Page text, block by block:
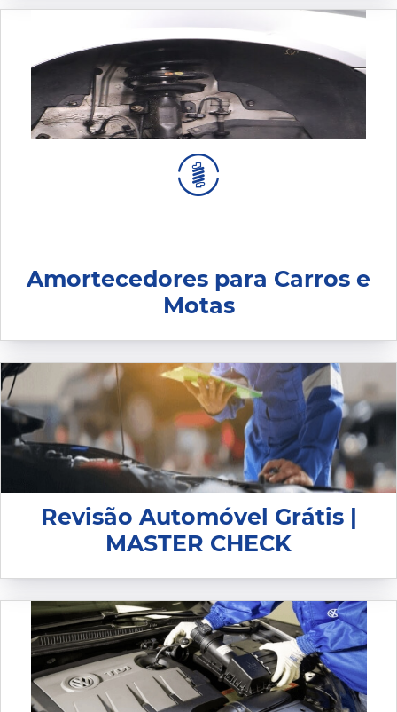
Amortecedores para Carros e
Motas
Revisão Automóvel Grátis |
MASTER CHECK